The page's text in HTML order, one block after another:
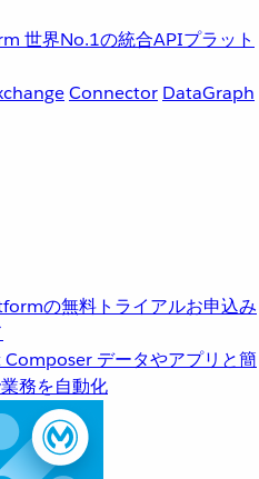
世界No.1の統合APIプラット
Connector DataGraph
の無料トライアルお申込み
Composer データやアプリと簡
務を自動化